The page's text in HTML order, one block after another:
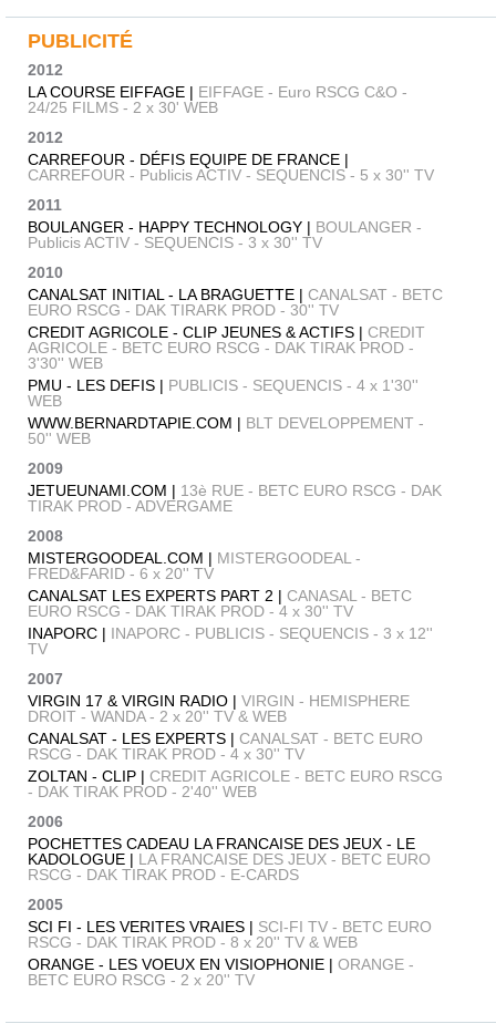
PUBLICITÉ
2012
LA COURSE EIFFAGE | EIFFAGE - Euro RSCG C&O -
24/25 FILMS - 2 x 30' WEB
2012
CARREFOUR - DÉFIS EQUIPE DE FRANCE |
CARREFOUR - Publicis ACTIV - SEQUENCIS - 5 x 30'' TV
2011
BOULANGER - HAPPY TECHNOLOGY | BOULANGER -
Publicis ACTIV - SEQUENCIS - 3 x 30'' TV
2010
CANALSAT INITIAL - LA BRAGUETTE | CANALSAT - BETC
EURO RSCG - DAK TIRARK PROD - 30'' TV
CREDIT AGRICOLE - CLIP JEUNES & ACTIFS | CREDIT
AGRICOLE - BETC EURO RSCG - DAK TIRAK PROD -
3'30'' WEB
PMU - LES DEFIS | PUBLICIS - SEQUENCIS - 4 x 1'30''
WEB
WWW.BERNARDTAPIE.COM | BLT DEVELOPPEMENT -
50'' WEB
2009
JETUEUNAMI.COM | 13è RUE - BETC EURO RSCG - DAK
TIRAK PROD - ADVERGAME
2008
MISTERGOODEAL.COM | MISTERGOODEAL -
FRED&FARID - 6 x 20'' TV
CANALSAT LES EXPERTS PART 2 | CANASAL - BETC
EURO RSCG - DAK TIRAK PROD - 4 x 30'' TV
INAPORC | INAPORC - PUBLICIS - SEQUENCIS - 3 x 12''
TV
2007
VIRGIN 17 & VIRGIN RADIO | VIRGIN - HEMISPHERE
DROIT - WANDA - 2 x 20'' TV & WEB
CANALSAT - LES EXPERTS | CANALSAT - BETC EURO
RSCG - DAK TIRAK PROD - 4 x 30'' TV
ZOLTAN - CLIP | CREDIT AGRICOLE - BETC EURO RSCG
- DAK TIRAK PROD - 2'40'' WEB
2006
POCHETTES CADEAU LA FRANCAISE DES JEUX - LE
KADOLOGUE | LA FRANCAISE DES JEUX - BETC EURO
RSCG - DAK TIRAK PROD - E-CARDS
2005
SCI FI - LES VERITES VRAIES | SCI-FI TV - BETC EURO
RSCG - DAK TIRAK PROD - 8 x 20'' TV & WEB
ORANGE - LES VOEUX EN VISIOPHONIE | ORANGE -
BETC EURO RSCG - 2 x 20'' TV